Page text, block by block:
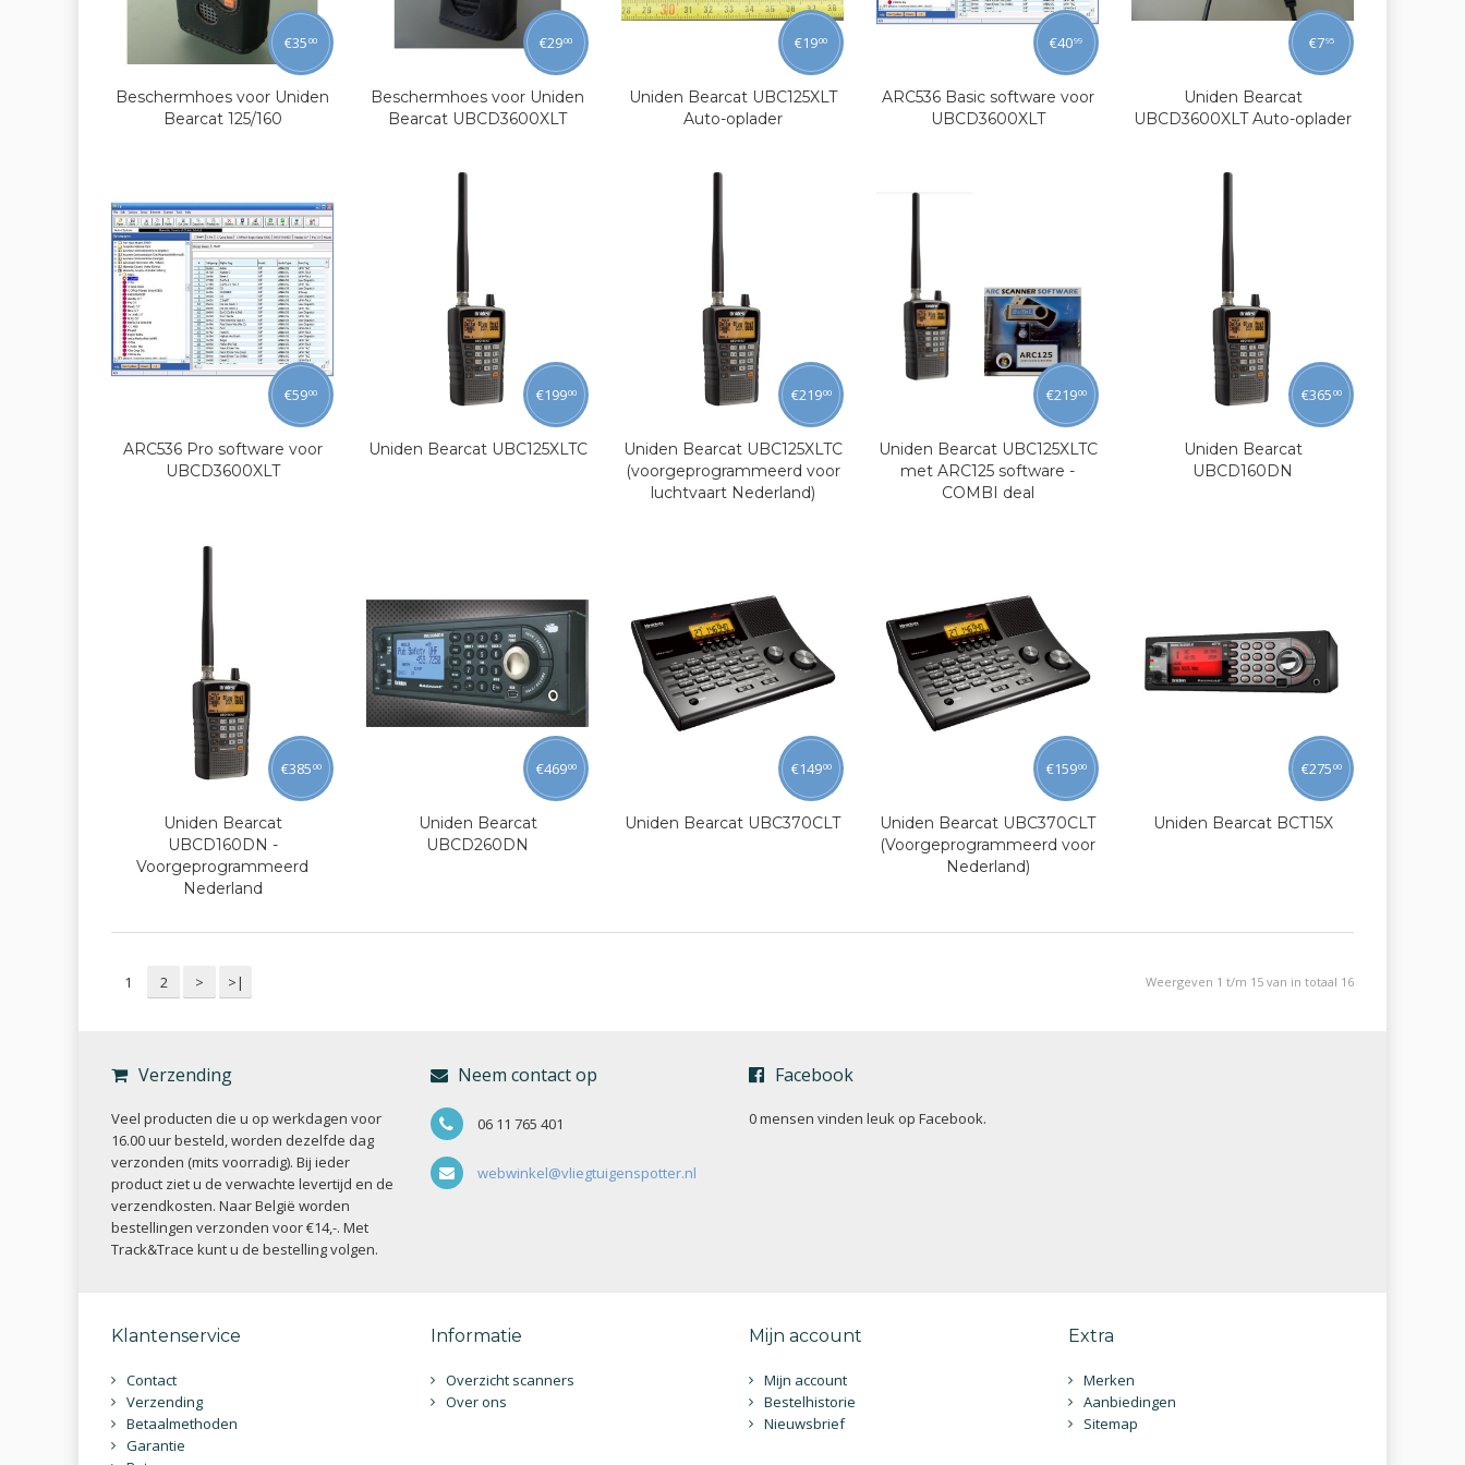
Beschermhoes voor Uniden
Bearcat 125/160
€35 00
Beschermhoes voor Uniden
Bearcat UBCD3600XLT
€2900
Uniden Bearcat UBC125XLT
Auto-oplader
€1900
ARC536 Basic software voor
UBCD3600XLT
€4099
Uniden Bearcat
UBCD3600XLT Auto-oplader
€795
ARC536 Pro software voor
UBCD3600XLT
€5900
Uniden Bearcat UBC125XLTC
€19900
Uniden Bearcat UBC125XLTC
(voorgeprogrammeerd voor
luchtvaart Nederland)
€21900
Uniden Bearcat UBC125XLTC
met ARC125 software -
COMBI deal
€21900
Uniden Bearcat
UBCD160DN
€365 00
Uniden Bearcat
UBCD160DN -
Voorgeprogrammeerd
Nederland
€385 00
Uniden Bearcat
UBCD260DN
€46900
Uniden Bearcat UBC370CLT
€14900
Uniden Bearcat UBC370CLT
(Voorgeprogrammeerd voor
Nederland)
€15900
Uniden Bearcat BCT15X
€275 00
1 2 > >| Weergeven 1 t/m 15 van in totaal 16
Verzending
Veel producten die u op werkdagen voor
16.00 uur besteld, worden dezelfde dag
verzonden (mits voorradig). Bij ieder
product ziet u de verwachte levertijd en de
verzendkosten. Naar België worden
bestellingen verzonden voor €14,-. Met
Track&Trace kunt u de bestelling volgen.
Neem contact op
06 11 765 401
webwinkel@vliegtuigenspotter.nl
Facebook
0 mensen vinden leuk op Facebook.
Klantenservice
Contact
Verzending
Betaalmethoden
Garantie
Informatie
Overzicht scanners
Over ons
Mijn account
Mijn account
Bestelhistorie
Nieuwsbrief
Extra
Merken
Aanbiedingen
Sitemap